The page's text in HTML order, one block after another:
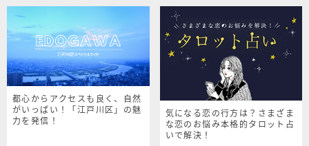
都心からアクセスも良く、自然
がいっぱい！「江戸川区」の魅
力を発信！
気になる恋の行方は？さまざま
な恋のお悩み本格的タロット占
いで解決！